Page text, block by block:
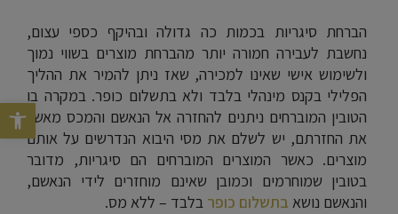
פתח סרגל
הברחת סיגריות בכמות כה גדולה ובהיקף כספי עצום,
נחשבת לעבירה חמורה יותר מהברחת מוצרים בשווי נמוך
ולשימוש אישי שאינו למכירה, שאז ניתן להמיר את ההליך
הפלילי בקנס מינהלי בלבד ולא בתשלום כופר. במקרה בו
הטובין המוברחים ניתנים להחזרה אל הנאשם והמכס מאשר
את החזרתם, יש לשלם את מסי היבוא הנדרשים על אותם
מוצרים. כאשר המוצרים המוברחים הם סיגריות, מדובר
בטובין שמוחרמים וכמובן שאינם מוחזרים לידי הנאשם,
והנאשם נושא בתשלום כופר בלבד – ללא מס.